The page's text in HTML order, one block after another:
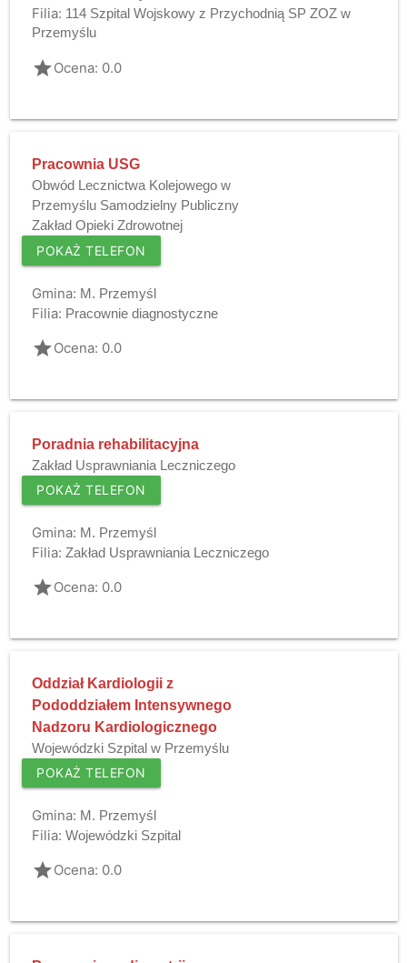
Filia: 114 Szpital Wojskowy z Przychodnią SP ZOZ w
Przemyślu
gradeOcena: 0.0
Pracownia USG
Obwód Lecznictwa Kolejowego w
Przemyślu Samodzielny Publiczny
Zakład Opieki Zdrowotnej
POKAŻ TELEFON
Gmina: M. Przemyśl
Filia: Pracownie diagnostyczne
gradeOcena: 0.0
Poradnia rehabilitacyjna
Zakład Usprawniania Leczniczego
POKAŻ TELEFON
Gmina: M. Przemyśl
Filia: Zakład Usprawniania Leczniczego
gradeOcena: 0.0
Oddział Kardiologii z
Pododdziałem Intensywnego
Nadzoru Kardiologicznego
Wojewódzki Szpital w Przemyślu
POKAŻ TELEFON
Gmina: M. Przemyśl
Filia: Wojewódzki Szpital
gradeOcena: 0.0